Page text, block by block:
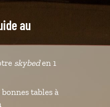
au
skybeden 1
tables à